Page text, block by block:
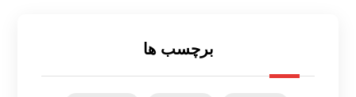
برچسب ها